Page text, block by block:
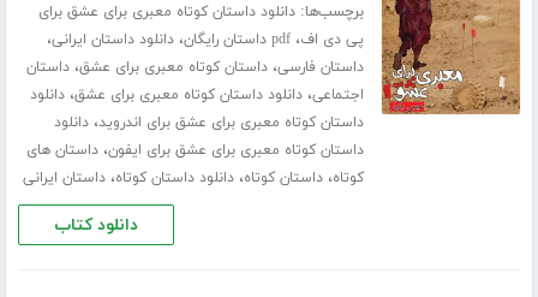
برچسب‌ها:دانلود داستان کوتاه معبری برای عشق برای
پی دی اف،pdf داستان رایگان ،دانلود داستان ایرانی،
داستان فارسی،داستان کوتاه معبری برای عشق،داستان
اجتماعی،دانلود داستان کوتاه معبری برای عشق،دانلود
داستان کوتاه معبری برای عشق برای اندروید،دانلود
داستان کوتاه معبری برای عشق برای ایفون،داستان های
کوتاه،داستان کوتاه،دانلود داستان کوتاه،داستان ایرانی
دانلود کتاب